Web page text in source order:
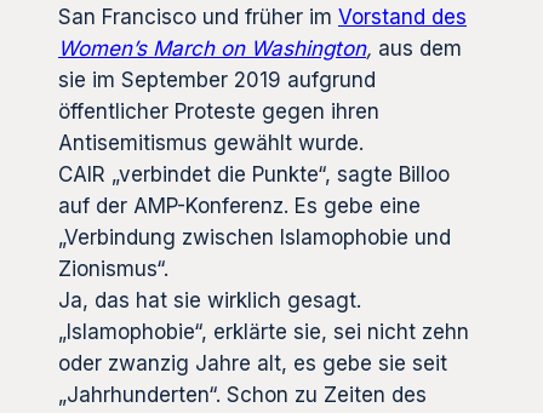
San Francisco und früher im Vorstand des
Women’s March on Washington, aus dem
sie im September 2019 aufgrund
öffentlicher Proteste gegen ihren
Antisemitismus gewählt wurde.
CAIR „verbindet die Punkte“, sagte Billoo
auf der AMP-Konferenz. Es gebe eine
„Verbindung zwischen Islamophobie und
Zionismus“.
Ja, das hat sie wirklich gesagt.
„Islamophobie“, erklärte sie, sei nicht zehn
oder zwanzig Jahre alt, es gebe sie seit
„Jahrhunderten“. Schon zu Zeiten des